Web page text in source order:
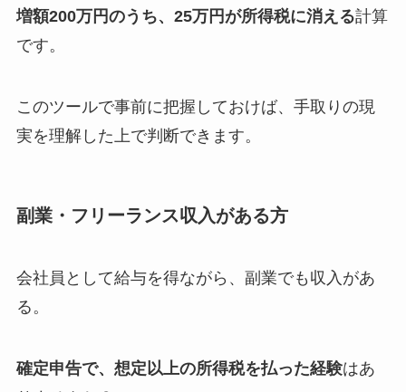
増額200万円のうち、25万円が所得税に消える計算
です。
このツールで事前に把握しておけば、手取りの現
実を理解した上で判断できます。
副業・フリーランス収入がある方
会社員として給与を得ながら、副業でも収入があ
る。
確定申告で、想定以上の所得税を払った経験はあ